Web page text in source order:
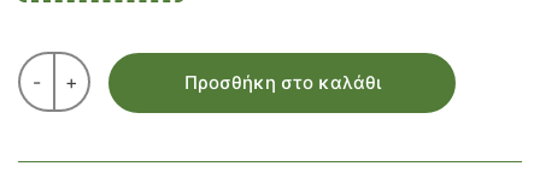
- + Προσθήκη στο καλάθι